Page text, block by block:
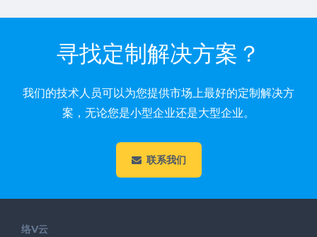
寻找定制解决方案？
我们的技术人员可以为您提供市场上最好的定制解决方
案，无论您是小型企业还是大型企业。
联系我们
络V云